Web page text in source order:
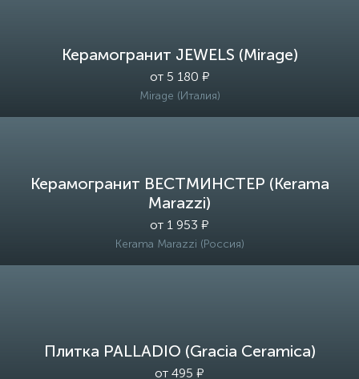
Керамогранит JEWELS (Mirage)
от 5 180 ₽
Mirage (Италия)
Керамогранит ВЕСТМИНСТЕР (Kerama
Marazzi)
от 1 953 ₽
Kerama Marazzi (Россия)
Плитка PALLADIO (Gracia Ceramica)
от 495 ₽